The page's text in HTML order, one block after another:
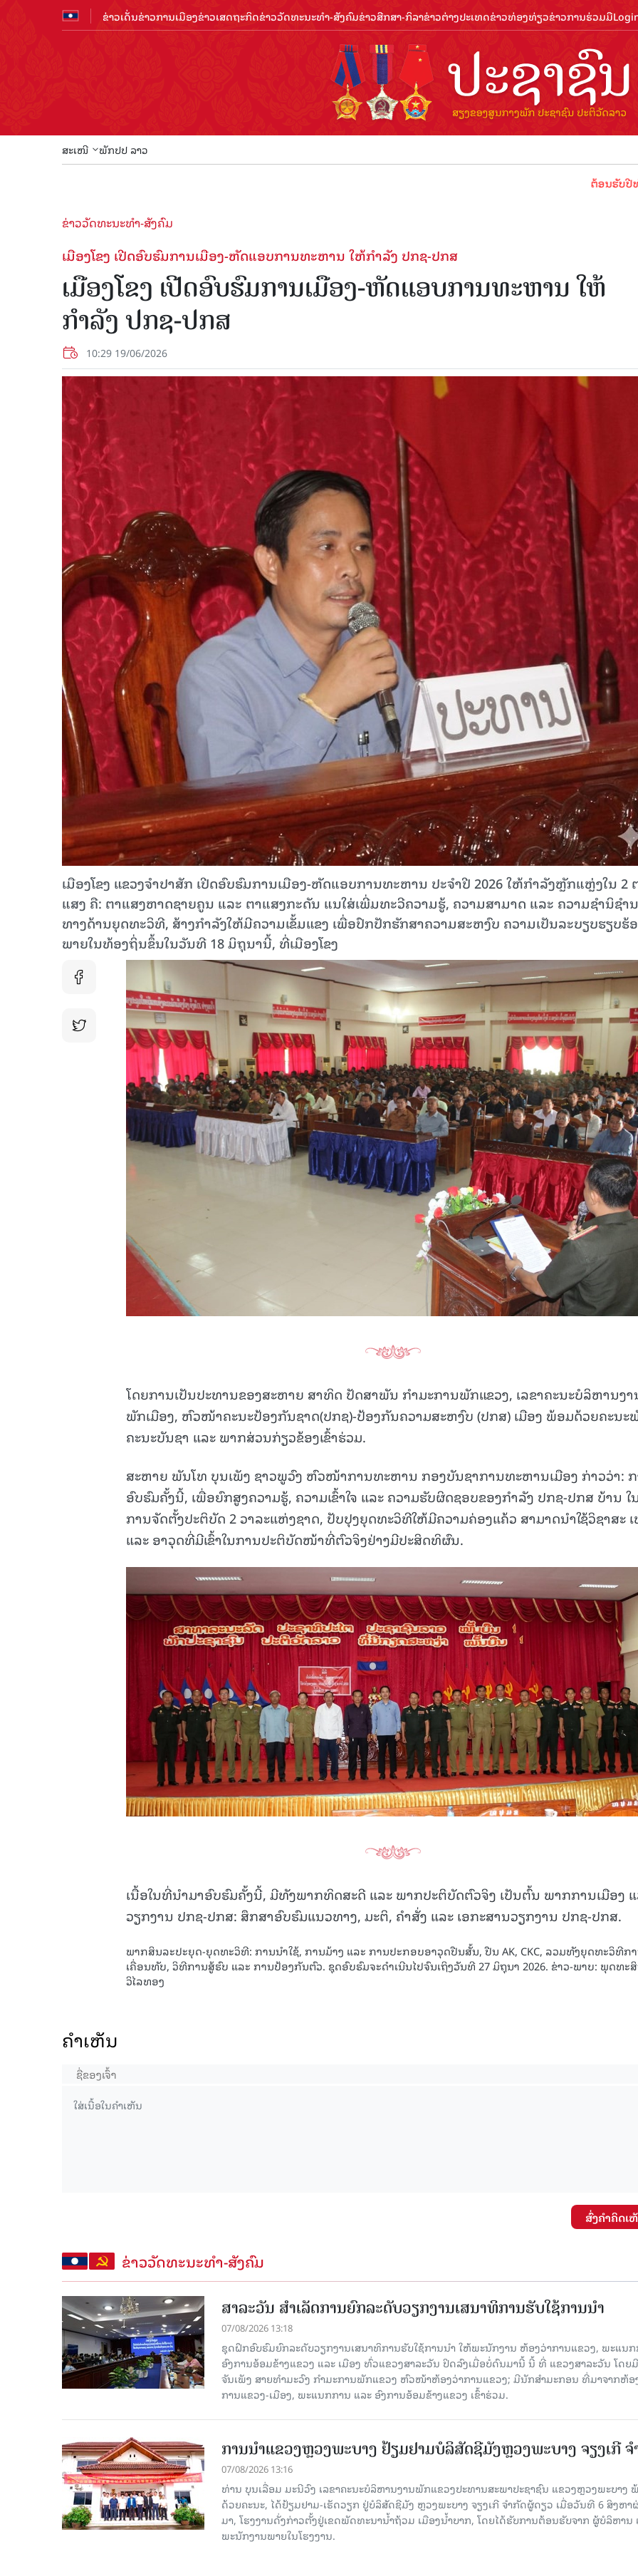
ຂ່າວເດັ່ນຂ່າວການເມືອງຂ່າວເສດຖະກິດຂ່າວວັດທະນະທຳ-ສັງຄົມຂ່າວສືກສາ-ກິລາຂ່າວຕ່າງປະເທດຂ່າວທ່ອງທ່ຽວຂ່າວການຮ່ວມມື
ສະເໜີ ພັກປປ ລາວ
ຕ້ອນຮັບປີທ່ອງທ່ຽວລ
ຂ່າວວັດທະນະທຳ-ສັງຄົມ
ເມືອງໂຂງ ເປີດອົບຮົມການເມືອງ-ຫັດແອບການທະຫານ ໃຫ້ກຳລັງ ປກຊ-ປກສ
ເມືອງໂຂງ ເປີດອົບຮົມການເມືອງ-ຫັດແອບການທະຫານ ໃຫ້
ກຳລັງ ປກຊ-ປກສ
10:29 19/06/2026
ເມືອງໂຂງ ແຂວງຈຳປາສັກ ເປີດອົບຮົມການເມືອງ-ຫັດແອບການທະຫານ ປະຈໍາປີ 2026 ໃຫ້ກຳລັງຫຼັກແຫຼ່ງໃນ 2
ແສງ ຄື: ຕາແສງຫາດຊາຍຄູນ ແລະ ຕາແສງກະດັນ ແນໃສ່ເພີ່ມທະວີຄວາມຮູ້, ຄວາມສາມາດ ແລະ ຄວາມຊໍານິຊໍາ
ທາງດ້ານຍຸດທະວິທີ, ສ້າງກຳລັງໃຫ້ມີຄວາມເຂັ້ມແຂງ ເພື່ອປົກປັກຮັກສາຄວາມສະຫງົບ ຄວາມເປັນລະບຽບຮຽບຮ້
ພາຍໃນທ້ອງຖິ່ນ​ຂຶ້ນໃນວັນທີ 18 ມິຖຸນານີ້, ທີ່ເມືອງໂຂງ
ໂດຍການເປັນປະທານຂອງສະຫາຍ ສາທິດ ປັດສາພັນ ກໍາມະການພັກແຂວງ, ເລຂາຄະນະບໍລິຫານງ
ພັກເມືອງ, ຫົວໜ້າຄະນະປ້ອງກັນຊາດ(ປກຊ)-ປ້ອງກັນຄວາມສະຫງົບ (ປກສ) ເມືອງ ພ້ອມດ້ວຍຄະນະ
ຄະນະບັນຊາ ແລະ ພາກສ່ວນກ່ຽວຂ້ອງເຂົ້າຮ່ວມ.
ສະຫາຍ ພັນໂທ ບຸນເພັງ ຊາວພູວົງ ຫົວໜ້າການທະຫານ ກອງບັນຊາການທະຫານເມືອງ ກ່າວວ່າ:
ອົບຮົມຄັ້ງນີ້, ເພື່ອຍົກສູງຄວາມຮູ້, ຄວາມເຂົ້າໃຈ ແລະ ຄວາມຮັບຜິດຊອບຂອງກຳລັງ ປກຊ-ປກສ ບ້ານ ໃ
ການຈັດຕັ້ງປະຕິບັດ 2 ວາລະແຫ່ງຊາດ, ປັບປຸງຍຸດທະວິທີໃຫ້ມີຄວາມຄ່ອງແຄ້ວ ສາມາດນຳໃຊ້ວິຊາສະ
ແລະ ອາວຸດທີ່ມີເຂົ້າໃນການປະຕິບັດໜ້າທີ່ຕົວຈິງຢ່າງມີປະສິດທິຜົນ.
ເນື້ອໃນທີ່ນໍາມາອົບຮົມຄັ້ງນີ້, ມີທັງພາກທິດສະດີ ແລະ ພາກປະຕິບັດຕົວຈິງ ເປັນຕົ້ນ ພາກການເມືອງ
ວຽກງານ ປກຊ-ປກສ: ສຶກສາອົບຮົມແນວທາງ, ມະຕິ, ຄໍາສັ່ງ ແລະ ເອກະສານວຽກງານ ປກຊ-ປກສ.
ພາກສິນລະປະຍຸດ-ຍຸດທະວິທີ: ການນຳໃຊ້, ການມ້າງ ແລະ ການປະກອບອາວຸດປືນສັ້ນ, ປືນ AK, CKC, ລວມທັງຍຸດທະວິທີກ
ເຄື່ອນທັບ, ວິທີການສູ້ຮົບ ແລະ ການປ້ອງກັນຕົວ. ຊຸດອົບຮົມຈະດໍາເນີນໄປຈົນເຖິງວັນທີ 27 ມິຖຸນາ 2026. ຂ່າວ-ພາບ: ພຸດທະ
ວິໄລທອງ
ຄໍາເຫັນ
ສົ່ງຄໍາຄິດເ
ຂ່າວວັດທະນະທຳ-ສັງຄົມ
ສາລະວັນ ສໍາເລັດການຍົກລະດັບວຽກງານເສນາທິການຮັບໃຊ້ການນໍາ
07/08/2026 13:18
ຊຸດຝຶກອົບຮົມຍົກລະດັບວຽກງານເສນາທິການຮັບໃຊ້ການນໍາ ໃຫ້ພະນັກງານ ຫ້ອງວ່າການແຂວງ, ພະແນ
ອົງການອ້ອມຂ້າງແຂວງ ແລະ ເມືອງ ທົ່ວແຂວງສາລະວັນ ປິດລົງເມື່ອ​ບໍ່​ດົນ​ມາ​ນີ້ ນີ້ ທີ່ ແຂວງສາລະວັນ ໂດຍ​
ຈັນເພັງ ສາຍທຳມະວົງ ກຳມະການພັກແຂວງ ຫົວໜ້າຫ້ອງວ່າການແຂວງ; ມີນັກສຳມະກອນ ທີ່ມາຈາກຫ້ອ
ການແຂວງ-ເມືອງ, ພະແນກການ ແລະ ອົງການອ້ອມຂ້າງແຂວງ ເຂົ້າຮ່ວມ.
ການນຳແຂວງຫຼວງພະບາງ ຢ້ຽມ​ຢາມບໍ​ລິ​ສັດຊີມັງຫຼວງພະບາງ ຈຽງເກີ
07/08/2026 13:16
ທ່ານ ບຸນເລື່ອມ ມະນີວົງ ເລ​ຂາ​ຄະ​ນະ​ບໍ​ລິ​ຫານ​ງານ​ພັກແຂວງປະທານສະພາປະຊາຊົນ ແຂວງຫຼວງພະບາງ
ດ້ວຍຄະນະ, ໄດ້ຢ້ຽມຢາມ-ເຮັດວຽກ ຢູ່ບໍລິສັດຊີມັງ ຫຼວງພະບາງ ຈຽງເກີ ຈໍາກັດຜູ້ດຽວ ເມື່ອ​ວັນ​ທີ 6 ສິງ​ຫາ​
ມາ, ໂຮງ​ງານ​ດັ່ງ​ກ່າວຕັ້ງຢູ່ເຂດພັດທະນານ້ຳຖ້ວມ ເມືອງນໍ້າບາກ, ໂດຍໄດ້ຮັບການຕ້ອນຮັບຈາກ ຜູ້ບໍລິຫານ
ພະນັກງານພາຍໃນໂຮງງານ.
15.040(07-08-2026)